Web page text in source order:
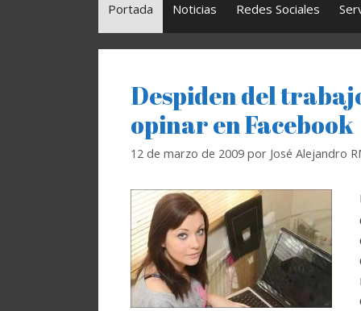
Portada Noticias Redes Sociales
Despiden del
opinar en Facebook
12 de marzo de 2009 por José Alejandro